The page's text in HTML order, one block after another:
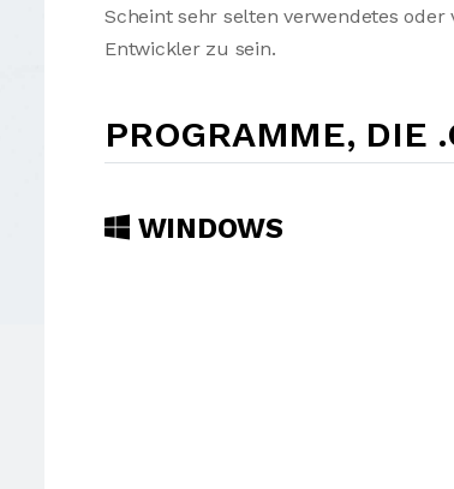
Scheint sehr selten verwendetes
Entwickler zu sein.
PROGRAMME, DIE
WINDOWS